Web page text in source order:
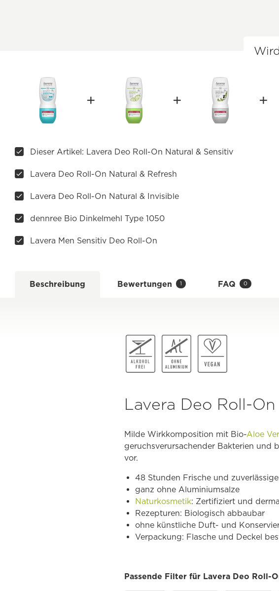
Dieser Artikel: Lavera Deo Roll-On Natural & Sensitiv
Lavera Deo Roll-On Natural & Refresh
Lavera Deo Roll-On Natural & Invisible
dennree Bio Dinkelmehl Type 1050
Lavera Men Sensitiv Deo Roll-On
Beschreibung Bewertungen 1 FAQ 0
Lavera Deo Roll-
Milde Wirkkomposition mit Bio-Aloe
geruchsverursachender Bakterien und
vor.
48 Stunden Frische und
ganz ohne Aluminiumsalze
Naturkosmetik: Zertifiziert und
Rezepturen: Biologisch abbaubar
ohne künstliche Duft- und
Verpackung: Flasche und Deckel
Passende Filter für Lavera Deo Roll-